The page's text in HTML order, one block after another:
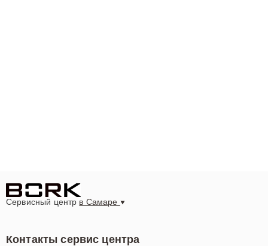
Сервисный центр в Самаре
Контакты сервис центра